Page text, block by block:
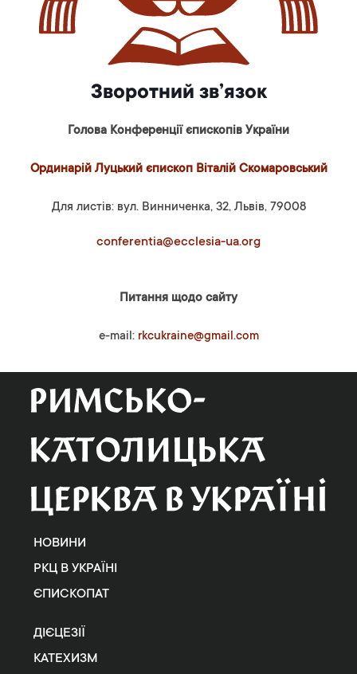
Зворотний зв’язок
Голова Конференції єпископів України
Ординарій Луцький єпископ Віталій Скомаровський
Для листів: вул. Винниченка, 32, Львів, 79008
conferentia@ecclesia-ua.org
Питання щодо сайту
e-mail: rkcukraine@gmail.com
НОВИНИ
РКЦ В УКРАЇНІ
ЄПИСКОПАТ
ДІЄЦЕЗІЇ
КАТЕХИЗМ